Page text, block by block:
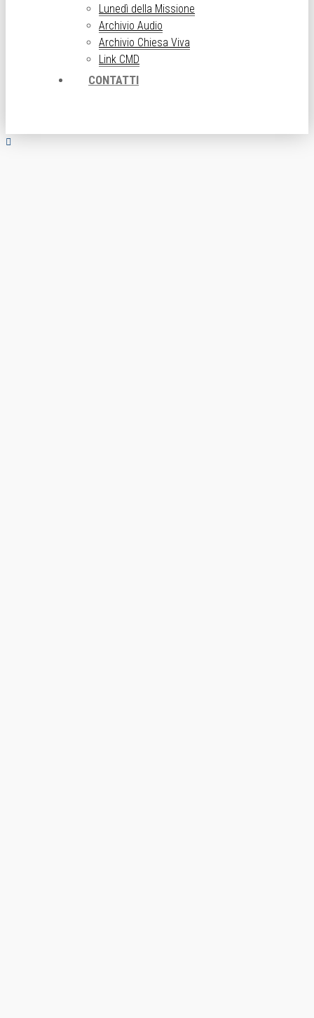
Lunedì della Missione
Archivio Audio
Archivio Chiesa Viva
Link CMD
CONTATTI